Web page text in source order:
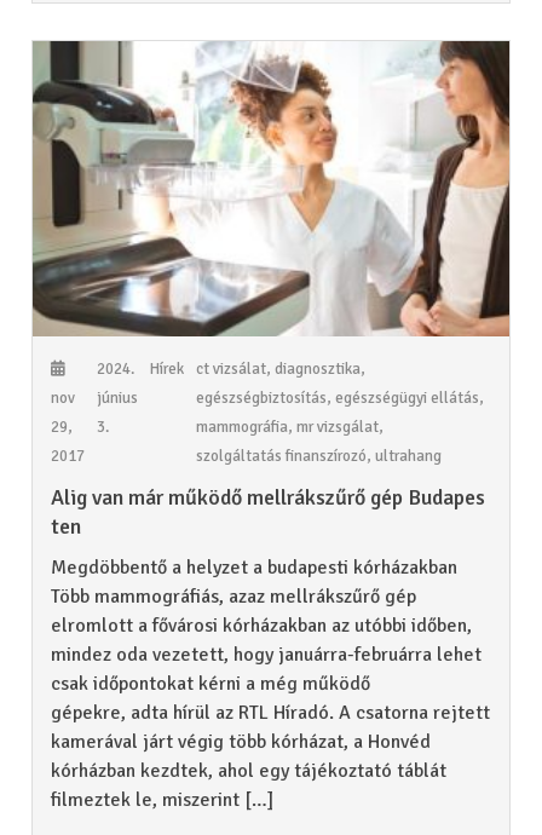
nov
29,
2017
2024.
június
3.
Hírek ct vizsálat,diagnosztika,
egészségbiztosítás,egészségügyi ellátás,
mammográfia,mr vizsgálat,
szolgáltatás finanszírozó,ultrahang
Alig van már működő mellrákszűrő gép Budapes
ten
Megdöbbentő a helyzet a budapesti kórházakban
Több mammográfiás, azaz mellrákszűrő gép
elromlott a fővárosi kórházakban az utóbbi időben,
mindez oda vezetett, hogy januárra-februárra lehet
csak időpontokat kérni a még működő
gépekre, adta hírül az RTL Híradó. A csatorna rejtett
kamerával járt végig több kórházat, a Honvéd
kórházban kezdtek, ahol egy tájékoztató táblát
filmeztek le, miszerint […]